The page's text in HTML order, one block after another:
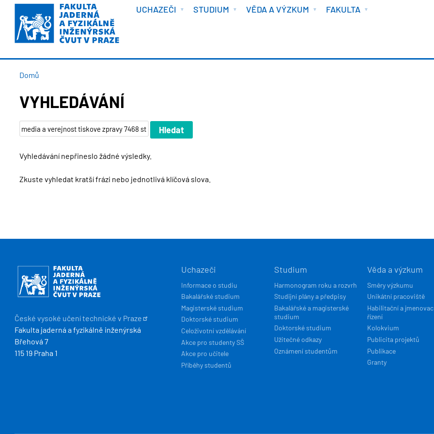
Přejít
hlavnímu
obsahu
VÍTEJTE
UCHAZEČI STUDIUM VĚDA A VÝZKUM FAKULTA
DROBEČKOVÁ
Domů
VYHLEDÁVÁNÍ
Vyhledávání nepřineslo žádné výsledky.
Zkuste vyhledat kratší frázi nebo jednotlivá klíčová slova.
HLAVNÍ
NAVIGACE
Uchazeči
Informace o studiu
Bakalářské studium
Magisterské studium
Doktorské studium
Celoživotní vzdělávání
Akce pro studenty SŠ
Akce pro učitele
Příběhy studentů
Studium
Harmonogram roku a rozvrh
Studijní plány a předpisy
Bakalářské a magisterské
studium
Doktorské studium
Užitečné odkazy
Oznámení studentům
Věda a výzkum
Směry výzkumu
Unikátní pracoviště
Habilitační a
řízení
Kolokvium
Publicita projektů
Publikace
Granty
Obrázek
České vysoké učení technické v Praze
Fakulta jaderná a fyzikálně inženýrská
Břehová 7
115 19 Praha 1